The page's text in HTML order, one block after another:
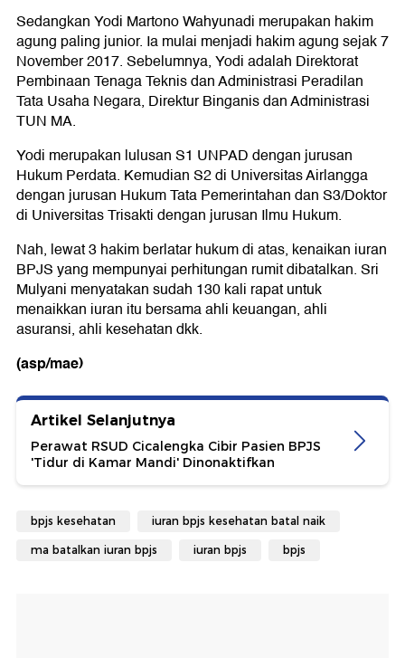
Sedangkan Yodi Martono Wahyunadi merupakan hakim
agung paling junior. Ia mulai menjadi hakim agung sejak 7
November 2017. Sebelumnya, Yodi adalah Direktorat
Pembinaan Tenaga Teknis dan Administrasi Peradilan
Tata Usaha Negara, Direktur Binganis dan Administrasi
TUN MA.
Yodi merupakan lulusan S1 UNPAD dengan jurusan
Hukum Perdata. Kemudian S2 di Universitas Airlangga
dengan jurusan Hukum Tata Pemerintahan dan S3/Doktor
di Universitas Trisakti dengan jurusan Ilmu Hukum.
Nah, lewat 3 hakim berlatar hukum di atas, kenaikan iuran
BPJS yang mempunyai perhitungan rumit dibatalkan. Sri
Mulyani menyatakan sudah 130 kali rapat untuk
menaikkan iuran itu bersama ahli keuangan, ahli
asuransi, ahli kesehatan dkk.
(asp/mae)
Artikel Selanjutnya
Perawat RSUD Cicalengka Cibir Pasien BPJS
'Tidur di Kamar Mandi' Dinonaktifkan
bpjs kesehatan iuran bpjs kesehatan batal naik
ma batalkan iuran bpjs iuran bpjs bpjs